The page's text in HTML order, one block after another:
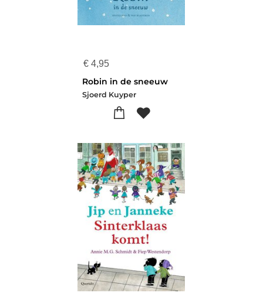
€ 4,95
Robin in de sneeuw
Sjoerd Kuyper